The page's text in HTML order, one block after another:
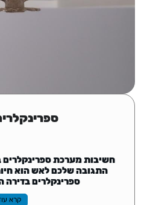
חשיבות מערכת
התגובה שלכם לאש הוא
ספרינקלרים בדירה
קרא